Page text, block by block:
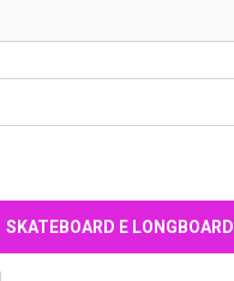
SKATEBOARD E LONGBOARD